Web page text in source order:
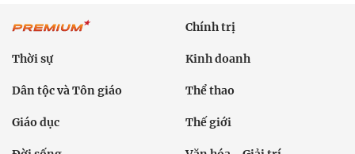
Chính trị
Thời sự Kinh doanh
Dân tộc và Tôn giáo Thể thao
Giáo dục Thế giới